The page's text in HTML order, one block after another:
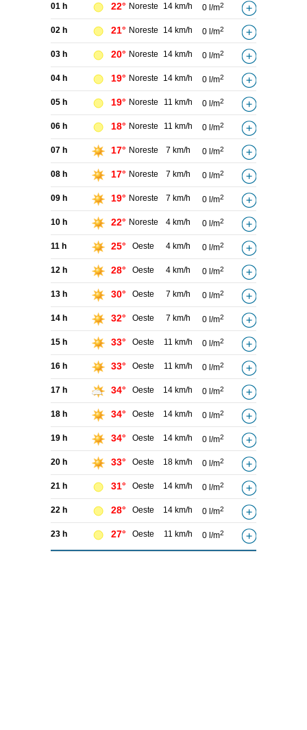
01 h 22° Noreste 14 km/h 0 l/m2
02 h 21° Noreste 14 km/h 0 l/m2
03 h 20° Noreste 14 km/h 0 l/m2
04 h 19° Noreste 14 km/h 0 l/m2
05 h 19° Noreste 11 km/h 0 l/m2
06 h 18° Noreste 11 km/h 0 l/m2
07 h 17° Noreste 7 km/h 0 l/m2
08 h 17° Noreste 7 km/h 0 l/m2
09 h 19° Noreste 7 km/h 0 l/m2
10 h 22° Noreste 4 km/h 0 l/m2
11 h 25° Oeste 4 km/h 0 l/m2
12 h 28° Oeste 4 km/h 0 l/m2
13 h 30° Oeste 7 km/h 0 l/m2
14 h 32° Oeste 7 km/h 0 l/m2
15 h 33° Oeste 11 km/h 0 l/m2
16 h 33° Oeste 11 km/h 0 l/m2
17 h 34° Oeste 14 km/h 0 l/m2
18 h 34° Oeste 14 km/h 0 l/m2
19 h 34° Oeste 14 km/h 0 l/m2
20 h 33° Oeste 18 km/h 0 l/m2
21 h 31° Oeste 14 km/h 0 l/m2
22 h 28° Oeste 14 km/h 0 l/m2
23 h 27° Oeste 11 km/h 0 l/m2